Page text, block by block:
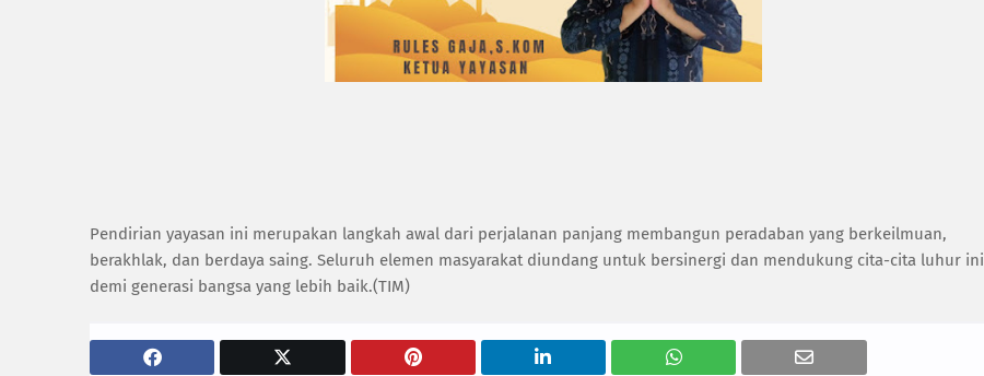
Pendirian yayasan ini merupakan langkah awal dari perjalanan panjang membangun peradaban yang berkeilmuan,
berakhlak, dan berdaya saing. Seluruh elemen masyarakat diundang untuk bersinergi dan mendukung cita-cita luhur ini
demi generasi bangsa yang lebih baik.(TIM)